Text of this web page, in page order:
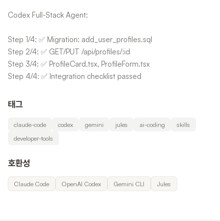
Codex Full-Stack Agent:
Step 1/4: ✅ Migration: add_user_profiles.sql
Step 2/4: ✅ GET/PUT /api/profiles/:id
Step 3/4: ✅ ProfileCard.tsx, ProfileForm.tsx
Step 4/4: ✅ Integration checklist passed
태그
claude-code codex gemini jules ai-coding
skills
developer-tools
호환성
Claude Code OpenAI Codex Gemini CLI Jules